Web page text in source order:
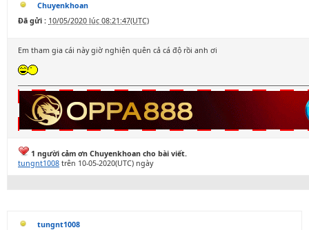
Chuyenkhoan
Đã gửi : 10/05/2020 lúc 08:21:47(UTC)
Em tham gia cái này giờ nghiện quên cả cá độ rồi anh ơi
1 người cảm ơn Chuyenkhoan cho bài viết.
tungnt1008 trên 10-05-2020(UTC) ngày
tungnt1008